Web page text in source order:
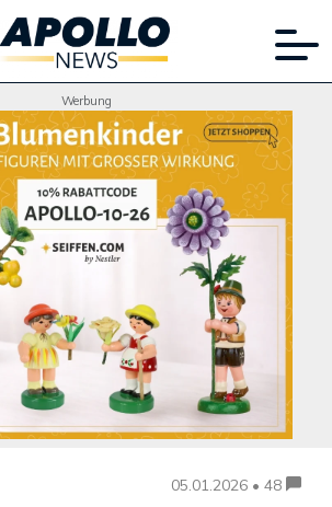
Werbung
05.01.2026 • 48